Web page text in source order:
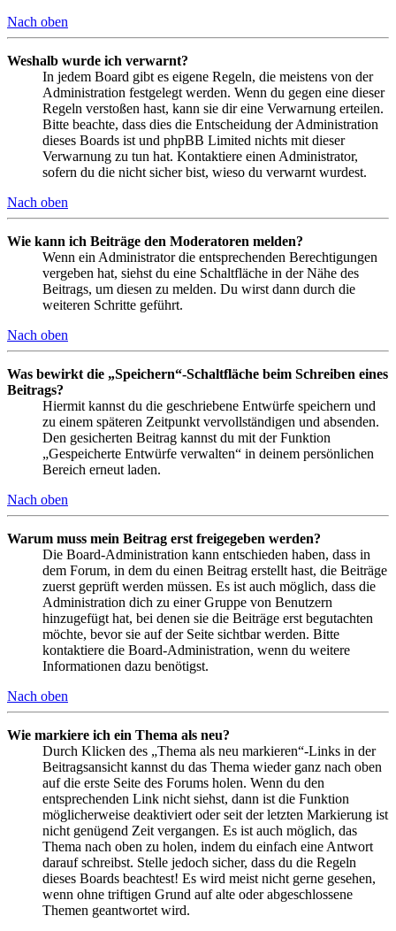
Nach oben
Weshalb wurde ich verwarnt?
In jedem Board gibt es eigene Regeln, die meistens von der
Administration festgelegt werden. Wenn du gegen eine dieser
Regeln verstoßen hast, kann sie dir eine Verwarnung erteilen.
Bitte beachte, dass dies die Entscheidung der Administration
dieses Boards ist und phpBB Limited nichts mit dieser
Verwarnung zu tun hat. Kontaktiere einen Administrator,
sofern du die nicht sicher bist, wieso du verwarnt wurdest.
Nach oben
Wie kann ich Beiträge den Moderatoren melden?
Wenn ein Administrator die entsprechenden Berechtigungen
vergeben hat, siehst du eine Schaltfläche in der Nähe des
Beitrags, um diesen zu melden. Du wirst dann durch die
weiteren Schritte geführt.
Nach oben
Was bewirkt die „Speichern“-Schaltfläche beim Schreiben eines
Beitrags?
Hiermit kannst du die geschriebene Entwürfe speichern und
zu einem späteren Zeitpunkt vervollständigen und absenden.
Den gesicherten Beitrag kannst du mit der Funktion
„Gespeicherte Entwürfe verwalten“ in deinem persönlichen
Bereich erneut laden.
Nach oben
Warum muss mein Beitrag erst freigegeben werden?
Die Board-Administration kann entschieden haben, dass in
dem Forum, in dem du einen Beitrag erstellt hast, die Beiträge
zuerst geprüft werden müssen. Es ist auch möglich, dass die
Administration dich zu einer Gruppe von Benutzern
hinzugefügt hat, bei denen sie die Beiträge erst begutachten
möchte, bevor sie auf der Seite sichtbar werden. Bitte
kontaktiere die Board-Administration, wenn du weitere
Informationen dazu benötigst.
Nach oben
Wie markiere ich ein Thema als neu?
Durch Klicken des „Thema als neu markieren“-Links in der
Beitragsansicht kannst du das Thema wieder ganz nach oben
auf die erste Seite des Forums holen. Wenn du den
entsprechenden Link nicht siehst, dann ist die Funktion
möglicherweise deaktiviert oder seit der letzten Markierung ist
nicht genügend Zeit vergangen. Es ist auch möglich, das
Thema nach oben zu holen, indem du einfach eine Antwort
darauf schreibst. Stelle jedoch sicher, dass du die Regeln
dieses Boards beachtest! Es wird meist nicht gerne gesehen,
wenn ohne triftigen Grund auf alte oder abgeschlossene
Themen geantwortet wird.